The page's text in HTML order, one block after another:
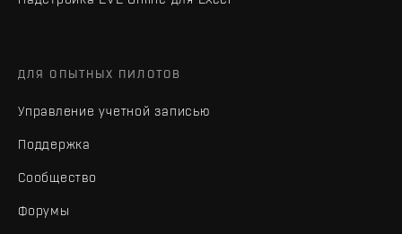
ДЛЯ ОПЫТНЫХ ПИЛОТОВ
Управление учетной записью
Поддержка
Сообщество
Форумы